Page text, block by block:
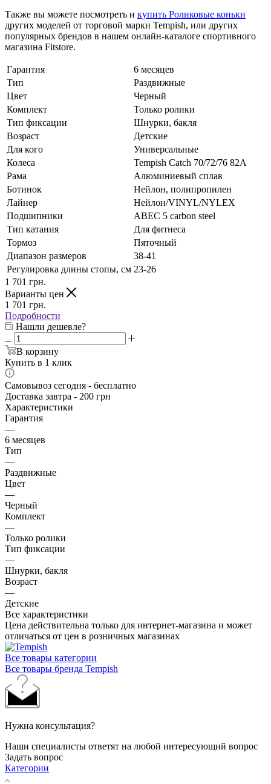
Также вы можете посмотреть и купить Роликовые коньки
других моделей от торговой марки Tempish, или других
популярных брендов в нашем онлайн-каталоге спортивного
магазина Fitstore.
Гарантия
6 месяцев
Тип
Раздвижные
Цвет
Черный
Комплект
Только ролики
Тип фиксации
Шнурки, бакля
Возраст
Детские
Для кого
Универсальные
Колеса
Tempish Catch 70/72/76 82А
Рама
Алюминиевый сплав
Ботинок
Нейлон, полипропилен
Лайнер
Нейлон/VINYL/NYLEX
Подшипники
АВЕС 5 carbon steel
Тип катания
Для фитнеса
Тормоз
Пяточный
Диапазон размеров
38-41
Регулировка длины стопы, см 23-26
1 701 грн.
Варианты цен
1 701 грн.
Подробности
Нашли дешевле?
В корзину
Купить в 1 клик
Самовывоз сегодня - бесплатно
Доставка завтра - 200 грн
Характеристики
Гарантия
—
6 месяцев
Тип
—
Раздвижные
Цвет
—
Черный
Комплект
—
Только ролики
Тип фиксации
—
Шнурки, бакля
Возраст
—
Детские
Все характеристики
Цена действительна только для интернет-магазина и может
отличаться от цен в розничных магазинах
Все товары категории
Все товары бренда Tempish
Нужна консультация?
Наши специалисты ответят на любой интересующий вопрос
Задать вопрос
Категории